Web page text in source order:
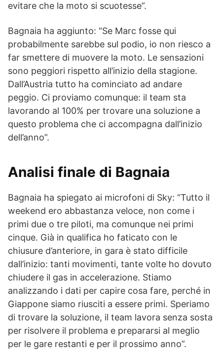
evitare che la moto si scuotesse”.
Bagnaia ha aggiunto: “Se Marc fosse qui
probabilmente sarebbe sul podio, io non riesco a
far smettere di muovere la moto. Le sensazioni
sono peggiori rispetto all’inizio della stagione.
Dall’Austria tutto ha cominciato ad andare
peggio. Ci proviamo comunque: il team sta
lavorando al 100% per trovare una soluzione a
questo problema che ci accompagna dall’inizio
dell’anno”.
Analisi finale di Bagnaia
Bagnaia ha spiegato ai microfoni di Sky: “Tutto il
weekend ero abbastanza veloce, non come i
primi due o tre piloti, ma comunque nei primi
cinque. Già in qualifica ho faticato con le
chiusure d’anteriore, in gara è stato difficile
dall’inizio: tanti movimenti, tante volte ho dovuto
chiudere il gas in accelerazione. Stiamo
analizzando i dati per capire cosa fare, perché in
Giappone siamo riusciti a essere primi. Speriamo
di trovare la soluzione, il team lavora senza sosta
per risolvere il problema e prepararsi al meglio
per le gare restanti e per il prossimo anno”.